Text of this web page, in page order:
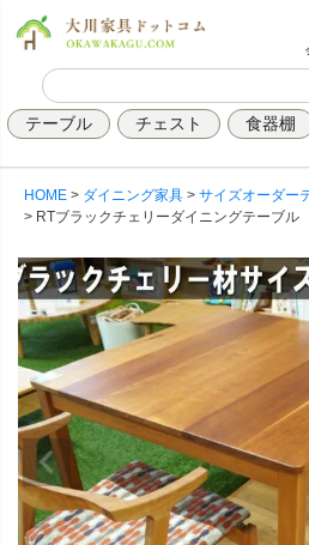
テーブル チェスト 食器棚
HOME ダイニング家具
サイズオーダー
RTブラックチェリーダイニングテーブ